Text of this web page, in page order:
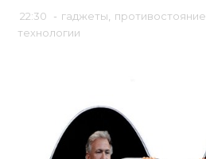
22:30 - гаджеты противостояние
технологии